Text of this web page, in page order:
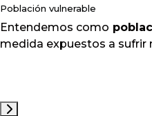
Población vulnerable
Entendemos como
medida expuestos a sufrir